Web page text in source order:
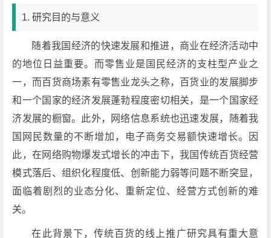
1. 研究目的与意义
随着我国经济的快速发展和推进，商业在经济活动中
的地位日益重要。而零售业是国民经济的支柱型产业之
一，而百货商场素有零售业龙头之称，百货业的发展脚步
和一个国家的经济发展蓬勃程度密切相关，是一个国家经
济发展的橱窗。此外，网络信息系统也迅速发展，随着我
国网民数量的不断增加，电子商务交易额快速增长。因
此，在网络购物爆发式增长的冲击下，我国传统百货经营
模式落后、组织化程度低、创新能力弱等问题不断突显，
面临着剧烈的业态分化、重新定位、经营方式创新的难
关。
在此背景下，传统百货的线上推广研究具有重大意